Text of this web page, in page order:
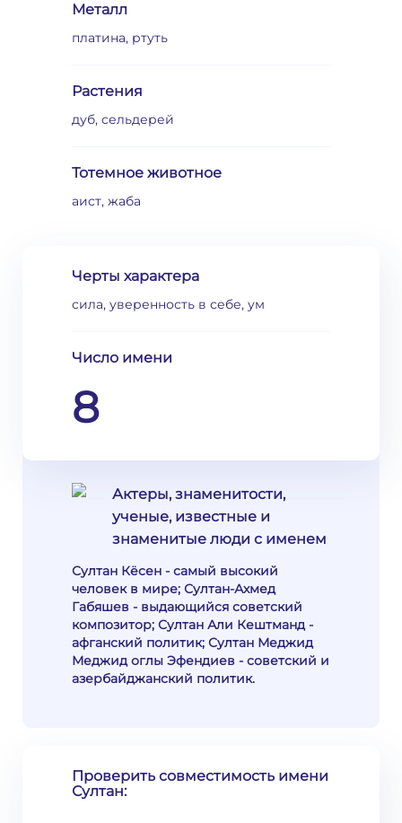
Металл
платина, ртуть
Растения
дуб, сельдерей
Тотемное животное
аист, жаба
Черты характера
сила, уверенность в себе, ум
Число имени
8
Актеры, знаменитости,
ученые, известные и
знаменитые люди с именем
Султан Кёсен - самый высокий
человек в мире; Султан-Ахмед
Габяшев - выдающийся советский
композитор; Султан Али Кештманд -
афганский политик; Султан Меджид
Меджид оглы Эфендиев - советский и
азербайджанский политик.
Проверить совместимость имени
Султан: